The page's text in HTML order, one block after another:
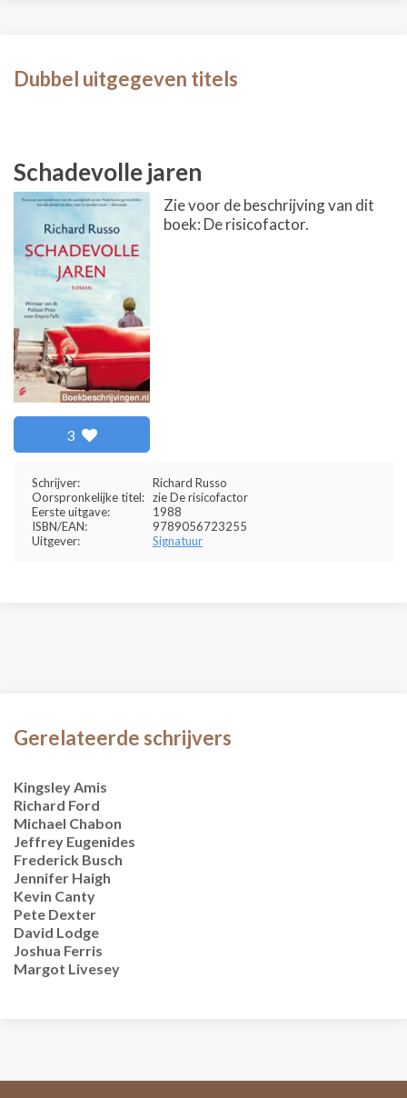
Dubbel uitgegeven titels
Schadevolle jaren
3
Zie voor de beschrijving van dit
boek: De risicofactor.
Schrijver:
Richard Russo
Oorspronkelijke titel: zie De risicofactor
Eerste uitgave:
1988
ISBN/EAN:
9789056723255
Uitgever:
Signatuur
Gerelateerde schrijvers
Kingsley Amis
Richard Ford
Michael Chabon
Jeffrey Eugenides
Frederick Busch
Jennifer Haigh
Kevin Canty
Pete Dexter
David Lodge
Joshua Ferris
Margot Livesey